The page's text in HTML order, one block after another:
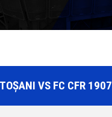
VS FC CFR